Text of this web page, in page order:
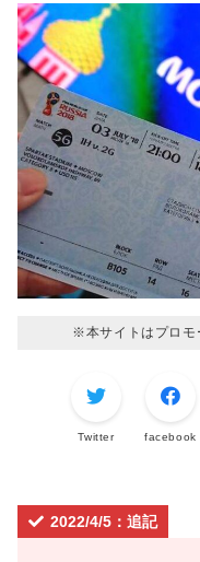
※本サイトはプロモ
Twitter facebook
2022/4/5：追記